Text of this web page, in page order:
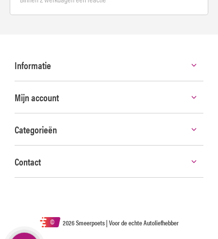
Informatie
Mijn account
Categorieën
Contact
© 2026 Smeerpoets | Voor de echte Autoliefhebber